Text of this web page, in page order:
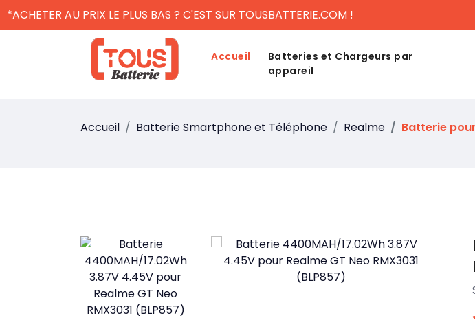
*ACHETER AU PRIX LE PLUS BAS ? C'EST SUR TOUSBATTERIE.COM !
Accueil
Batteries et Chargeurs par
appareil
Accueil Batterie Smartphone et Téléphone Realme Batterie